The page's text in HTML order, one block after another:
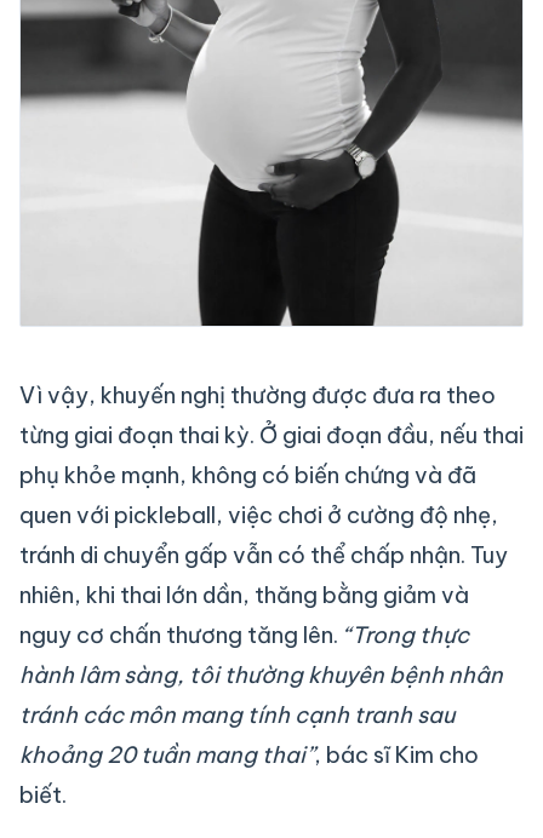
Vì vậy, khuyến nghị thường được đưa ra theo
từng giai đoạn thai kỳ. Ở giai đoạn đầu, nếu thai
phụ khỏe mạnh, không có biến chứng và đã
quen với pickleball, việc chơi ở cường độ nhẹ,
tránh di chuyển gấp vẫn có thể chấp nhận. Tuy
nhiên, khi thai lớn dần, thăng bằng giảm và
nguy cơ chấn thương tăng lên. “Trong thực
hành lâm sàng, tôi thường khuyên bệnh nhân
tránh các môn mang tính cạnh tranh sau
khoảng 20 tuần mang thai”, bác sĩ Kim cho
biết.